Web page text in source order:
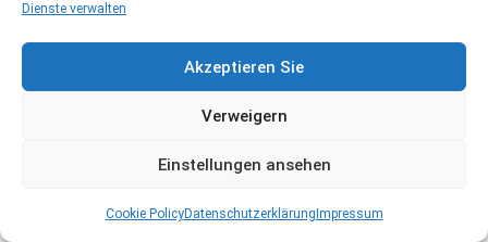
Dienste verwalten
Akzeptieren Sie
Verweigern
Einstellungen ansehen
Cookie PolicyDatenschutzerklärung Impressum